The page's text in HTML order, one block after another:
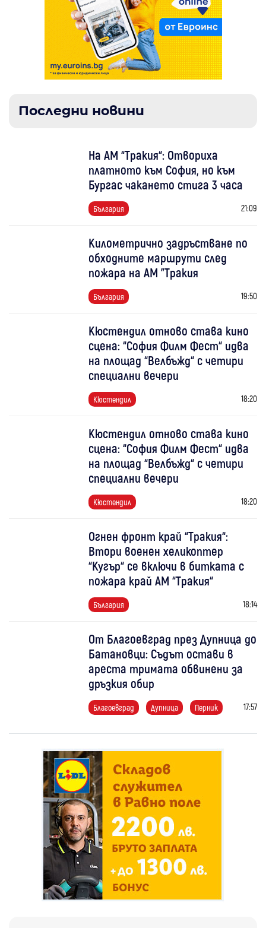
Последни новини
На АМ “Тракия“: Отвориха
платното към София, но към
Бургас чакането стига 3 часа
България 21:09
Километрично задръстване по
обходните маршрути след
пожара на АМ "Тракия
България 19:50
Кюстендил отново става кино
сцена: “София Филм Фест“ идва
на площад “Велбъжд“ с четири
специални вечери
Кюстендил 18:20
Кюстендил отново става кино
сцена: “София Филм Фест“ идва
на площад “Велбъжд“ с четири
специални вечери
Кюстендил 18:20
Огнен фронт край “Тракия“:
Втори военен хеликоптер
“Кугър“ се включи в битката с
пожара край АМ “Тракия“
България 18:14
От Благоевград през Дупница до
Батановци: Съдът остави в
ареста тримата обвинени за
дръзкия обир
Благоевград Дупница Перник 17:57